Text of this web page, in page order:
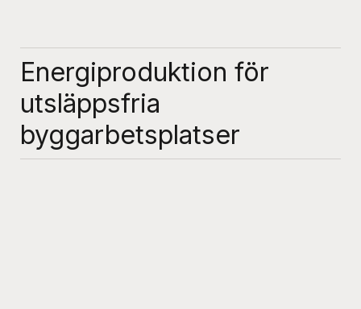
Energiproduktion för
utsläppsfria
byggarbetsplatser